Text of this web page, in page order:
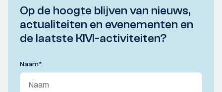
Op de hoogte blijven van nieuws,
actualiteiten en evenementen en
de laatste KIVI-activiteiten?
Naam*